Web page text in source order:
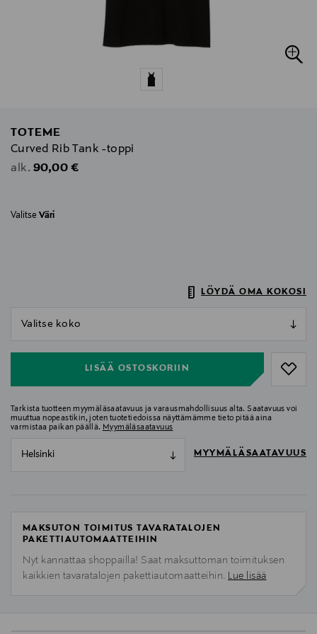
TOTEME
Curved Rib Tank -toppi
alk. Original Price
90,00 €
Valitse Väri
LÖYDÄ OMA KOKOSI
LISÄÄ OSTOSKORIIN
Tarkista tuotteen myymäläsaatavuus ja varausmahdollisuus alta. Saatavuus voi
muuttua nopeastikin, joten tuotetiedoissa näyttämämme tieto pitää aina
varmistaa paikan päällä. Myymäläsaatavuus
Helsinki MYYMÄLÄSAATAVUUS
MAKSUTON TOIMITUS TAVARATALOJEN
PAKETTIAUTOMAATTEIHIN
Nyt kannattaa shoppailla! Saat maksuttoman toimituksen
kaikkien tavaratalojen pakettiautomaatteihin. Lue lisää